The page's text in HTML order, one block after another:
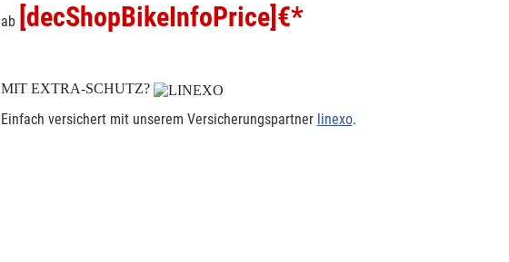
ab [decShopBikeInfoPrice] €*
MIT EXTRA-SCHUTZ?
Einfach versichert mit unserem Versicherungspartner linexo.